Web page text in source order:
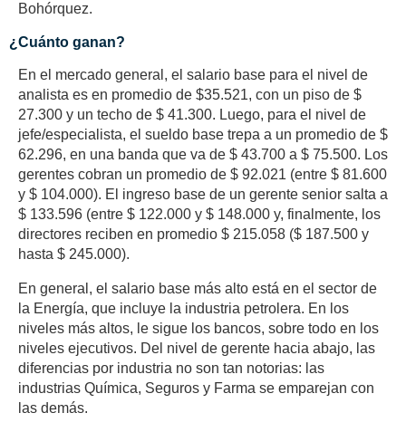
Bohórquez.
¿Cuánto ganan?
En el mercado general, el salario base para el nivel de
analista es en promedio de $35.521, con un piso de $
27.300 y un techo de $ 41.300. Luego, para el nivel de
jefe/especialista, el sueldo base trepa a un promedio de $
62.296, en una banda que va de $ 43.700 a $ 75.500. Los
gerentes cobran un promedio de $ 92.021 (entre $ 81.600
y $ 104.000). El ingreso base de un gerente senior salta a
$ 133.596 (entre $ 122.000 y $ 148.000 y, finalmente, los
directores reciben en promedio $ 215.058 ($ 187.500 y
hasta $ 245.000).
En general, el salario base más alto está en el sector de
la Energía, que incluye la industria petrolera. En los
niveles más altos, le sigue los bancos, sobre todo en los
niveles ejecutivos. Del nivel de gerente hacia abajo, las
diferencias por industria no son tan notorias: las
industrias Química, Seguros y Farma se emparejan con
las demás.